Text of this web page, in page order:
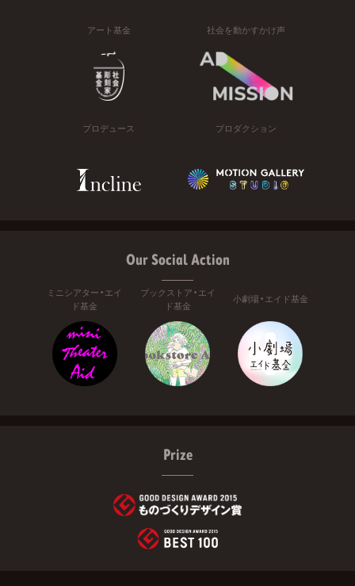
アート基金 社会を動かすかけ声
プロデュース プロダクション
Our Social Action
ミニシアター・エイ
ド基金
ブックストア・エイ
ド基金
小劇場・エイド基金
Prize